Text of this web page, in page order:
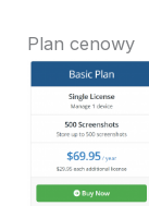
Plan cenowy